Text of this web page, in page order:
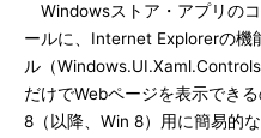
Windowsストア・アプリの
ールに、Internet Explorerの機
ル（
だけでWebページを表示でき
8（以降、Win 8）用に簡易的